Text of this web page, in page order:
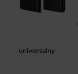
uniwersalny